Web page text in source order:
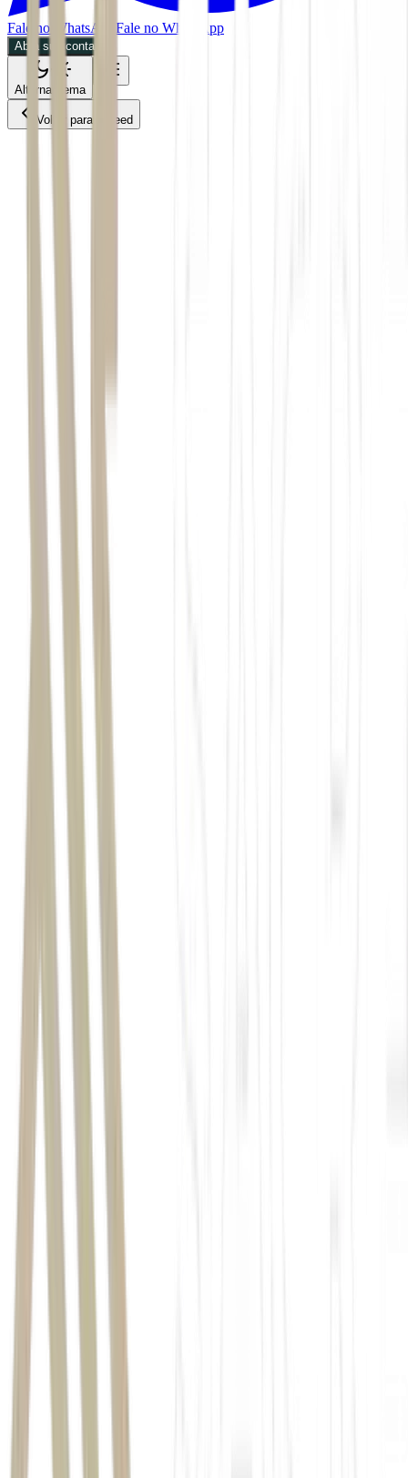
Fale no WhatsApp Fale no WhatsApp
Abra sua conta
Alternar tema
Voltar para o Feed